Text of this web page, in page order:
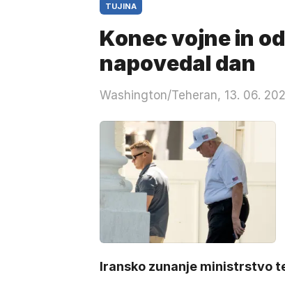
TUJINA
Konec vojne in
napovedal dan
Washington/Teheran, 13. 06.
Iransko zunanje ministrstvo